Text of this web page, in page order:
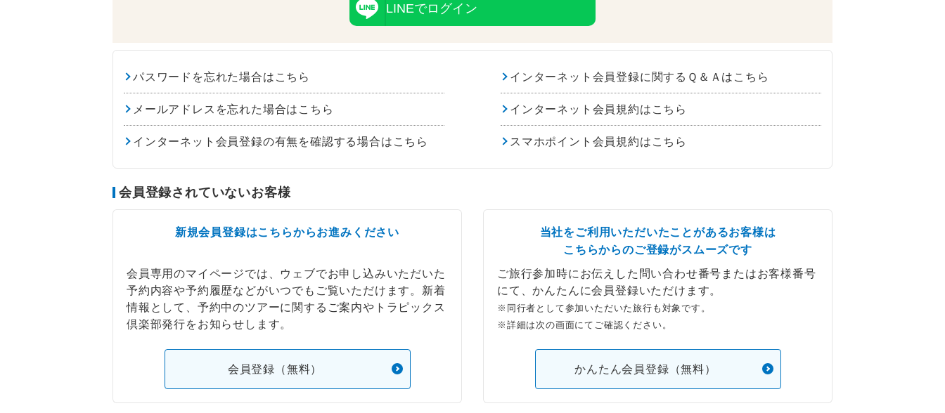
LINEでログイン
パスワードを忘れた場合はこちら インターネット会員登録に関するＱ＆Ａはこちら
メールアドレスを忘れた場合はこちら インターネット会員規約はこちら
インターネット会員登録の有無を確認する場合はこちら スマホポイント会員規約はこちら
会員登録されていないお客様
新規会員登録はこちらからお進みください
会員専用のマイページでは、ウェブでお申し込みいただいた
予約内容や予約履歴などがいつでもご覧いただけます。新着
情報として、予約中のツアーに関するご案内やトラピックス
倶楽部発行をお知らせします。
会員登録（無料）
当社をご利用いただいたことがあるお客様は
こちらからのご登録がスムーズです
ご旅行参加時にお伝えした問い合わせ番号またはお客様番号
にて、かんたんに会員登録いただけます。
※同行者として参加いただいた旅行も対象です。
※詳細は次の画面にてご確認ください。
かんたん会員登録（無料）